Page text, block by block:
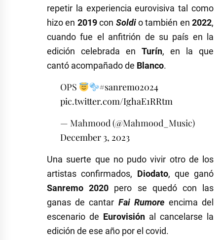
repetir la experiencia eurovisiva tal como
hizo en 2019con Soldio también en 2022,
cuando fue el anfitrión de su país en la
edición celebrada en Turín, en la que
cantó acompañado de Blanco.
OPS
#sanremo2024
pic.twitter.com/IghaE1RRtm
— Mahmood (@Mahmood_Music)
December 3, 2023
Una suerte que no pudo vivir otro de los
artistas confirmados, Diodato, que ganó
Sanremo 2020 pero se quedó con las
ganas de cantar Fai Rumore encima del
escenario de Eurovisión al cancelarse la
edición de ese año por el covid.